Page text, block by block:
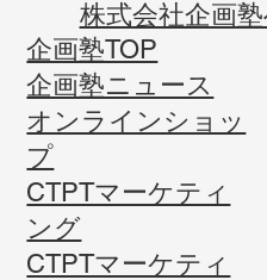
企画塾TOP
企画塾ニュース
オンラインショッ
プ
CTPTマーケティ
ング
CTPTマーケティ
株式会社企画